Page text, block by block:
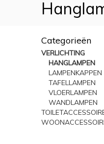
Categorieën
VERLICHTING
HANGLAMPEN
LAMPENKAPPEN
TAFELLAMPEN
VLOERLAMPEN
WANDLAMPEN